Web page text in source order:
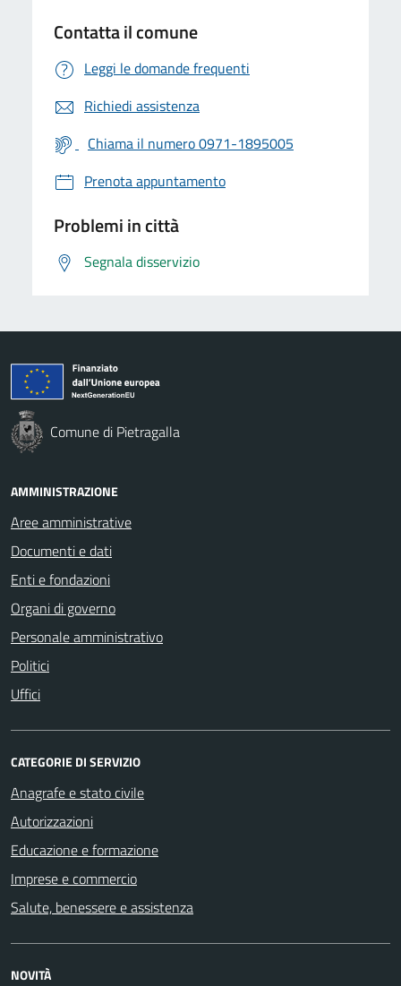
Contatta il comune
Leggi le domande frequenti
Richiedi assistenza
Chiama il numero 0971-1895005
Prenota appuntamento
Problemi in città
Segnala disservizio
Comune di Pietragalla
AMMINISTRAZIONE
Aree amministrative
Documenti e dati
Enti e fondazioni
Organi di governo
Personale amministrativo
Politici
Uffici
CATEGORIE DI SERVIZIO
Anagrafe e stato civile
Autorizzazioni
Educazione e formazione
Imprese e commercio
Salute, benessere e assistenza
NOVITÀ